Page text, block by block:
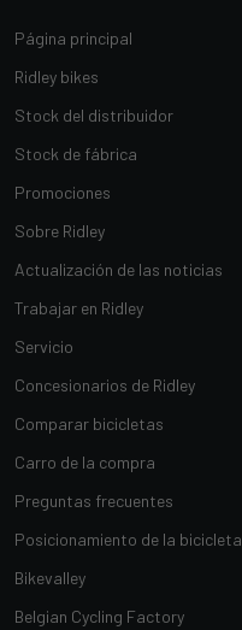
Página principal
Ridley bikes
Stock del distribuidor
Stock de fábrica
Promociones
Sobre Ridley
Actualización de las noticias
Trabajar en Ridley
Servicio
Concesionarios de Ridley
Comparar bicicletas
Carro de la compra
Preguntas frecuentes
Posicionamiento de la bicicleta
Bikevalley
Belgian Cycling Factory